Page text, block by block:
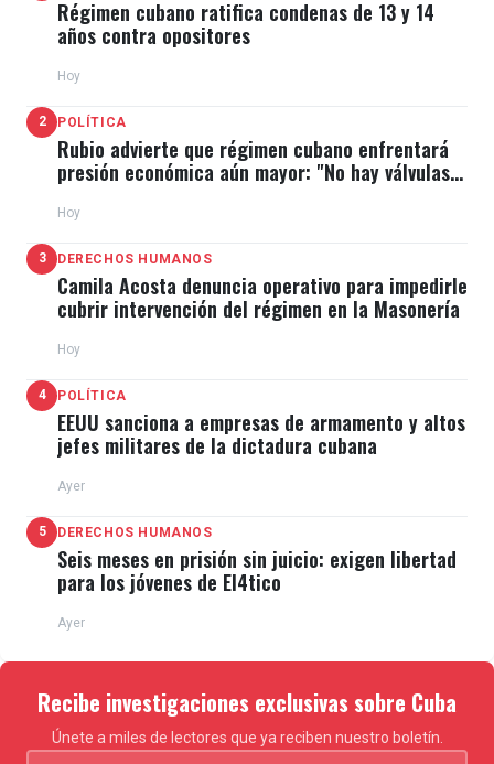
Régimen cubano ratifica condenas de 13 y 14
años contra opositores
Hoy
2 POLÍTICA
Rubio advierte que régimen cubano enfrentará
presión económica aún mayor: "No hay válvulas
Hoy
3 DERECHOS HUMANOS
Camila Acosta denuncia operativo para impedirle
cubrir intervención del régimen en la Masonería
Hoy
4 POLÍTICA
EEUU sanciona a empresas de armamento y altos
jefes militares de la dictadura cubana
Ayer
5 DERECHOS HUMANOS
Seis meses en prisión sin juicio: exigen libertad
para los jóvenes de El4tico
Ayer
Recibe investigaciones exclusivas sobre Cuba
Únete a miles de lectores que ya reciben nuestro boletín.